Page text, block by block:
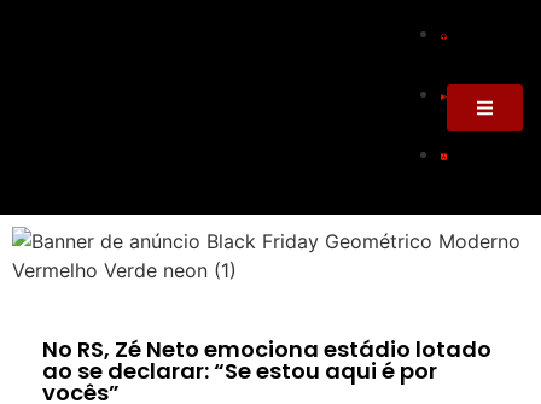
No RS, Zé Neto emociona estádio lotado
ao se declarar: “Se estou aqui é por
vocês”